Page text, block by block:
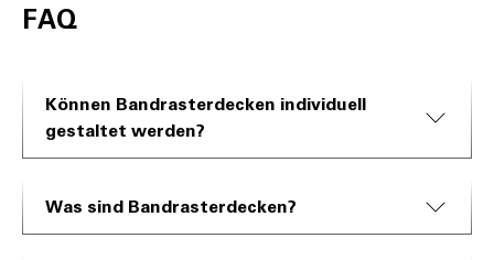
FAQ
Können Bandrasterdecken individuell
gestaltet werden?
Was sind Bandrasterdecken?